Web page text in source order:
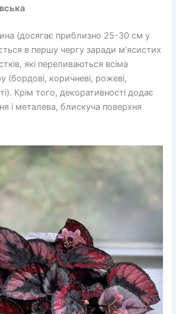
(досягає приблизно 25-30 см у
в першу чергу заради м’ясистих
які переливаються всіма
(бордові, коричневі, рожеві,
Крім того, декоративності додає
і металева, блискуча поверхня